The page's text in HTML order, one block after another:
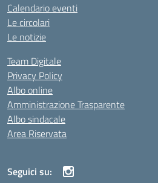
Calendario eventi
Le circolari
Le notizie
Team Digitale
Privacy Policy
Albo online
Amministrazione Trasparente
Albo sindacale
Area Riservata
Seguici su: